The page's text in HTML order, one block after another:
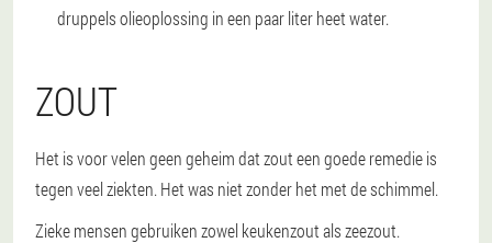
druppels olieoplossing in een paar liter heet water.
ZOUT
Het is voor velen geen geheim dat zout een goede remedie is
tegen veel ziekten. Het was niet zonder het met de schimmel.
Zieke mensen gebruiken zowel keukenzout als zeezout.